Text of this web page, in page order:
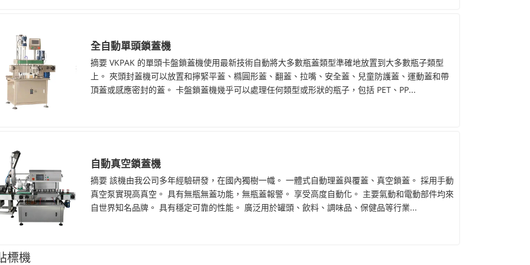
全自動單頭鎖蓋機
摘要 VKPAK 的單頭卡盤鎖蓋機使用最新技術自動將大多數瓶蓋類型準確地放置到大多數瓶子類型
上。 夾頭封蓋機可以放置和擰緊平蓋、橢圓形蓋、翻蓋、拉嘴、安全蓋、兒童防護蓋、運動蓋和帶
頂蓋或感應密封的蓋。 卡盤鎖蓋機幾乎可以處理任何類型或形狀的瓶子，包括 PET、PP...
自動真空鎖蓋機
摘要 該機由我公司多年經驗研發，在國內獨樹一幟。 一體式自動理蓋與覆蓋、真空鎖蓋。 採用手動
真空泵實現高真空。 具有無瓶無蓋功能，無瓶蓋報警。 享受高度自動化。 主要氣動和電動部件均來
自世界知名品牌。 具有穩定可靠的性能。 廣泛用於罐頭、飲料、調味品、保健品等行業...
標機